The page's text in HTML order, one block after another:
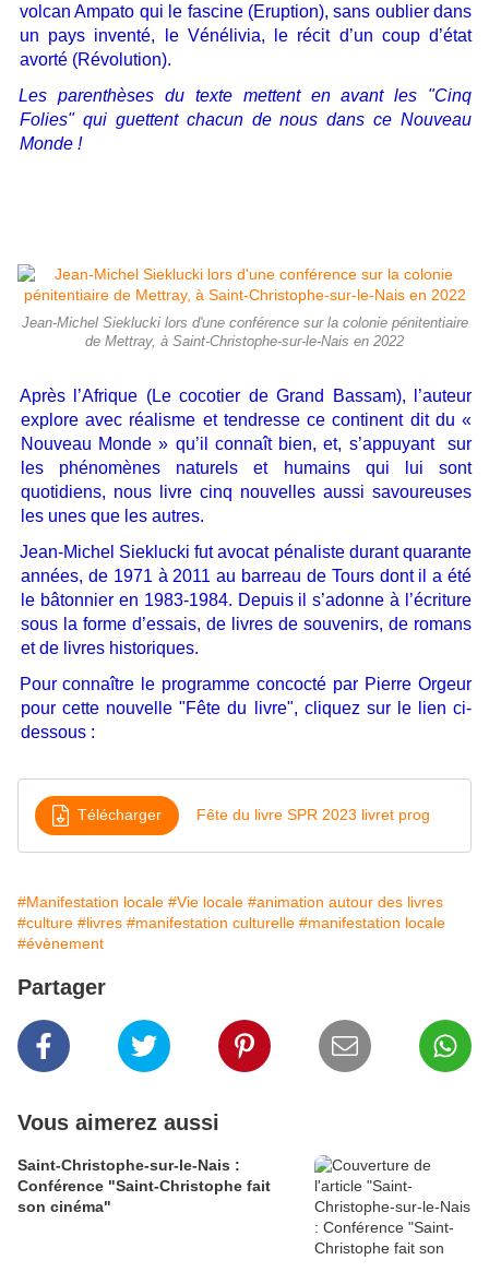
volcan Ampato qui le fascine (Eruption), sans oublier dans
un pays inventé, le Vénélivia, le récit d’un coup d’état
avorté (Révolution).
Les parenthèses du texte mettent en avant les "Cinq
Folies" qui guettent chacun de nous dans ce Nouveau
Monde !
Jean-Michel Sieklucki lors d'une conférence sur la colonie pénitentiaire
de Mettray, à Saint-Christophe-sur-le-Nais en 2022
Après l’Afrique (Le cocotier de Grand Bassam), l’auteur
explore avec réalisme et tendresse ce continent dit du «
Nouveau Monde » qu’il connaît bien, et, s’appuyant sur
les phénomènes naturels et humains qui lui sont
quotidiens, nous livre cinq nouvelles aussi savoureuses
les unes que les autres.
Jean-Michel Sieklucki fut avocat pénaliste durant quarante
années, de 1971 à 2011 au barreau de Tours dont il a été
le bâtonnier en 1983-1984. Depuis il s’adonne à l’écriture
sous la forme d’essais, de livres de souvenirs, de romans
et de livres historiques.
Pour connaître le programme concocté par Pierre Orgeur
pour cette nouvelle "Fête du livre", cliquez sur le lien ci-
dessous :
Télécharger Fête du livre SPR 2023 livret prog
#Manifestation locale #Vie locale #animation autour des livres
#culture #livres #manifestation culturelle #manifestation locale
#évènement
Partager
Vous aimerez aussi
Saint-Christophe-sur-le-Nais :
Conférence "Saint-Christophe fait
son cinéma"